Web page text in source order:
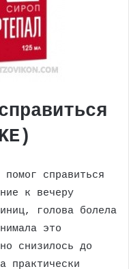
справиться
к вечеру
голова болела
это
снизилось до
практически